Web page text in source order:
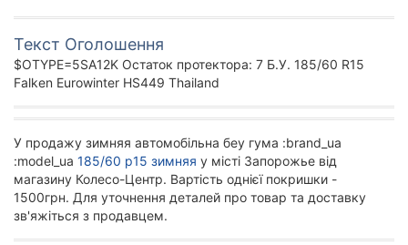
Текст Оголошення
$OTYPE=5SA12K Остаток протектора: 7 Б.У. 185/60 R15
Falken Eurowinter HS449 Thailand
У продажу зимняя автомобільна беу гума :brand_ua
:model_ua 185/60 р15 зимняя у місті Запорожье від
магазину Колесо-Центр. Вартість однієї покришки -
1500грн. Для уточнення деталей про товар та доставку
зв'яжіться з продавцем.